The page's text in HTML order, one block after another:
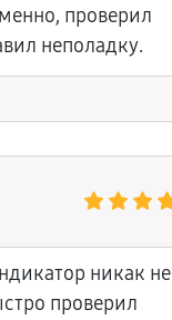
проверил
неполадку.
никак не
проверил